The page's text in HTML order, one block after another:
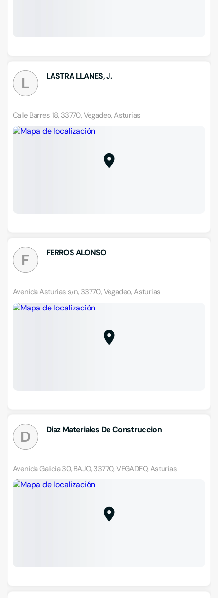
L LASTRA LLANES, J.
Calle Barres 18, 33770, Vegadeo, Asturias
F FERROS ALONSO
Avenida Asturias s/n, 33770, Vegadeo, Asturias
D Diaz Materiales De Construccion
Avenida Galicia 30, BAJO, 33770, VEGADEO, Asturias